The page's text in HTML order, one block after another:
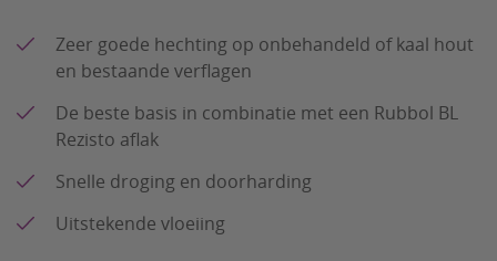
Zeer goede hechting op onbehandeld of kaal hout
en bestaande verflagen
De beste basis in combinatie met een Rubbol BL
Rezisto aflak
Snelle droging en doorharding
Uitstekende vloeiing